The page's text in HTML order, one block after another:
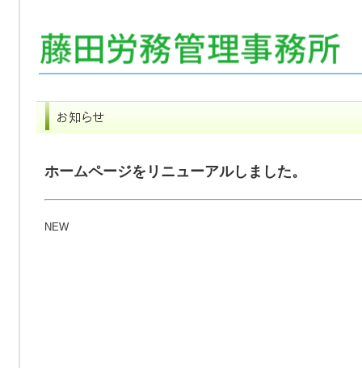
ホームページをリニューアルしました。
NEW